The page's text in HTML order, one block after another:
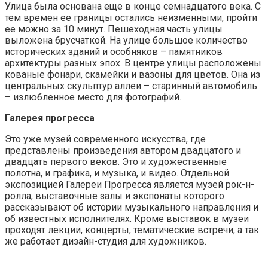
Улица была основана еще в конце семнадцатого века. С
тем времен ее границы остались неизменными, пройти
ее можно за 10 минут. Пешеходная часть улицы
выложена брусчаткой. На улице большое количество
исторических зданий и особняков – памятников
архитектуры разных эпох. В центре улицы расположены
кованые фонари, скамейки и вазоны для цветов. Она из
центральных скульптур аллеи – старинный автомобиль
– излюбленное место для фотографий.
Галерея прогресса
Это уже музей современного искусства, где
представлены произведения автором двадцатого и
двадцать первого веков. Это и художественные
полотна, и графика, и музыка, и видео. Отдельной
экспозицией Галереи Прогресса является музей рок-н-
ролла, выставочные залы и экспонаты которого
рассказывают об истории музыкального направления и
об известных исполнителях. Кроме выставок в музеи
проходят лекции, концерты, тематические встречи, а так
же работает дизайн-студия для художников.